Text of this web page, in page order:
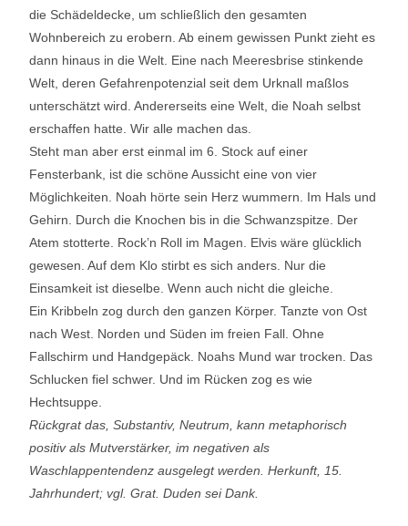
die Schädeldecke, um schließlich den gesamten
Wohnbereich zu erobern. Ab einem gewissen Punkt zieht es
dann hinaus in die Welt. Eine nach Meeresbrise stinkende
Welt, deren Gefahrenpotenzial seit dem Urknall maßlos
unterschätzt wird. Andererseits eine Welt, die Noah selbst
erschaffen hatte. Wir alle machen das.
Steht man aber erst einmal im 6. Stock auf einer
Fensterbank, ist die schöne Aussicht eine von vier
Möglichkeiten. Noah hörte sein Herz wummern. Im Hals und
Gehirn. Durch die Knochen bis in die Schwanzspitze. Der
Atem stotterte. Rock’n Roll im Magen. Elvis wäre glücklich
gewesen. Auf dem Klo stirbt es sich anders. Nur die
Einsamkeit ist dieselbe. Wenn auch nicht die gleiche.
Ein Kribbeln zog durch den ganzen Körper. Tanzte von Ost
nach West. Norden und Süden im freien Fall. Ohne
Fallschirm und Handgepäck. Noahs Mund war trocken. Das
Schlucken fiel schwer. Und im Rücken zog es wie
Hechtsuppe.
Rückgrat das, Substantiv, Neutrum, kann metaphorisch
positiv als Mutverstärker, im negativen als
Waschlappentendenz ausgelegt werden. Herkunft, 15.
Jahrhundert; vgl. Grat. Duden sei Dank.